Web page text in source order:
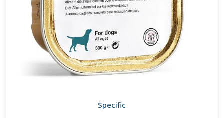
Specific